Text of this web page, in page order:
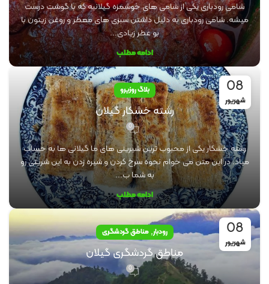
شامی رودباری یکی از شامی های خوشمزه گیلانیه که با گوشت درست
میشه. شامی رودباری به دلیل داشتن سبزی های معطر و روغن زیتون با
بو عطر زیادی...
ادامه مطلب
08
شهریور
بلاگ روزیرو
رشته خشکار گیلان
0
رشته خشکار یکی از محبوب ترین شیرینی های ما گیلانی ها به حساب
میاد. در این متن می خوام نحوه سرخ کردن و شیره زدن به این شرینی رو
به شما ب...
ادامه مطلب
08
شهریور
رودبار,مناطق گردشگری
مناطق گردشگری گیلان
0